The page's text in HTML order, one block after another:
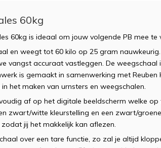
60kg
60kg is ideaal om jouw volgende PB mee te
en weegt tot 60 kilo op 25 gram
vangst accuraat vastleggen. De weegschaal
is gemaakt in samenwerking met Reuben
het maken van urnsters en weegschalen.
af op het digitale beeldscherm welke op
zwart/witte kleurstelling en een zwart/
jij het makkelijk kan aflezen.
over een tare functie, zo zal je altijd